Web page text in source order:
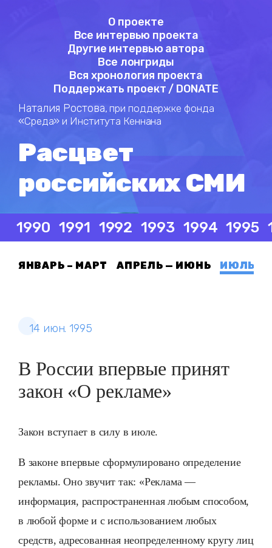
О проекте
Все интервью проекта
Другие интервью автора
Все лонгриды
Вся хронология проекта
Поддержать проект / DONATE
Наталия Ростова, при поддержке фонда
«Среда» и Института Кеннана
Расцвет
российских СМИ
1990 1991 1992 1993 1994 1995
ЯНВАРЬ – МАРТ АПРЕЛЬ — ИЮНЬ ИЮЛЬ —
14 июн. 1995
В России впервые принят
закон «О рекламе»
Закон вступает в силу в июле.
В законе впервые сформулировано определение
рекламы. Оно звучит так: «Реклама —
информация, распространенная любым способом,
в любой форме и с использованием любых
средств, адресованная неопределенному кругу лиц